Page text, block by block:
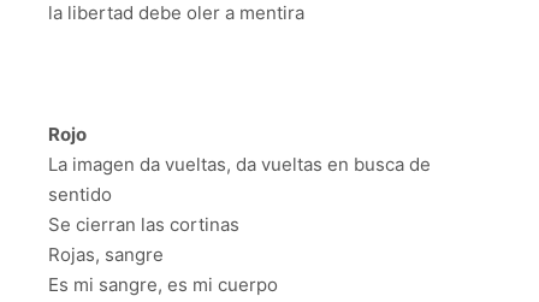
la libertad debe oler a mentira
Rojo
La imagen da vueltas, da vueltas en busca de
sentido
Se cierran las cortinas
Rojas, sangre
Es mi sangre, es mi cuerpo